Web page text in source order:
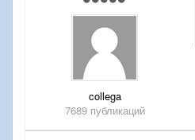
collega
7689 публикаций